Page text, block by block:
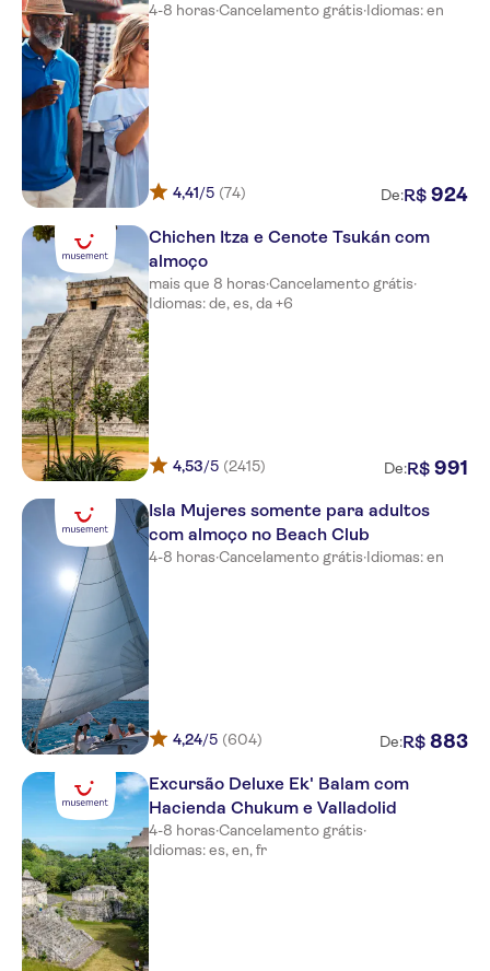
The Azul Beach Riviera Cancun
Sandos Cancun Luxury Resort
ALL INCLUSIVE
Zoëtry Paraiso de la Bonita All
Inclusive
Catalonia Costa Mujeres All
Suites & Spa
Margaritaville Riviera Maya
Adult Lobby
CasaMagna Marriott Cancun
Resort
Dreams Mujeres
Excellence Playa Mujeres All
Inclusive
Secrets Playa Mujeres Golf &
Spa Resort
Hilton Cancun All-Inclusive
Resort
Paradisus Cancun All Inclusive
Resort
Celuisma Dos Playas
NYX Hotel Cancun
Le Blanc Spa Palace
Live Aqua Cancun
Beachscape Kin Ha Villas &
Suites
Sun Palace All Inclusive
Dreams Vista Cancun Golf &
Spa Resort
Finest Playa Mujeres by
4-8 horas·Cancelamento grátis·Idiomas: en
4,41/5 (74) De:R$ 924
Chichen Itza e Cenote Tsukán com
almoço
mais que 8 horas·Cancelamento grátis·
Idiomas: de, es, da +6
4,53/5 (2415) De:R$ 991
Isla Mujeres somente para adultos
com almoço no Beach Club
4-8 horas·Cancelamento grátis·Idiomas: en
4,24/5 (604) De:R$ 883
Excursão Deluxe Ek' Balam com
Hacienda Chukum e Valladolid
4-8 horas·Cancelamento grátis·
Idiomas: es, en, fr